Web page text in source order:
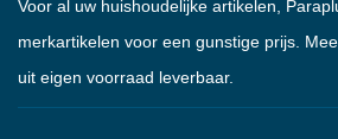
Voor al uw huishoudelijke artikelen,
merkartikelen voor een gunstige prijs.
uit eigen voorraad leverbaar.